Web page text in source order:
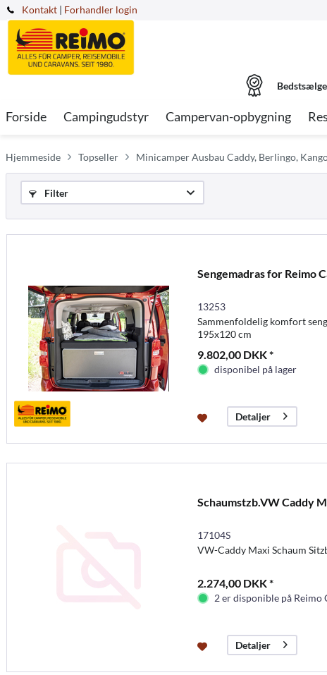
Kontakt | Forhandler login
Forside Campingudstyr Campervan-opbygning
Hjemmeside Topseller Minicamper Ausbau Caddy, Berlingo,
Filter
Sengemadras for Reimo
13253
Sammenfoldelig komfort
195x120 cm
9.802,00 DKK *
disponibel på lager
Detaljer
Schaumstzb.VW Caddy
17104S
VW-Caddy Maxi Schaum
2.274,00 DKK *
2 er disponible på Reimo
Detaljer